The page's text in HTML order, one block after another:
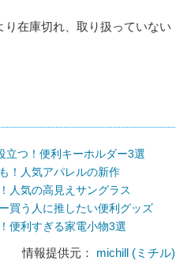
在庫切れ、取り扱っていない
立つ！便利キーホルダー3選
！人気アパレルの新作
人気の高見えサングラス
買う人に推したい便利グッズ
便利すぎる家電小物3選
情報提供元： michill (ミチル)